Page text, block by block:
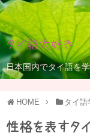
タイ語大好き
日本国内でタイ語を
HOME タイ語
性格を表すタ